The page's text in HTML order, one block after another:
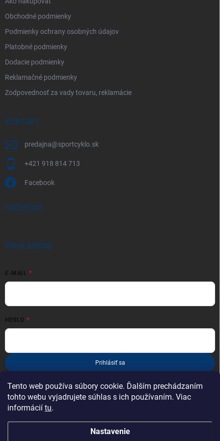
Tento web používa súbory cookie. Ďalším prechádzaním
tohto webu vyjadrujete súhlas s ich používaním. Viac
informácií tu.
Nastavenie
Obchodné podmienky
Podmienky ochrany osobných údajov
Platobné podmienky
Dodacie podmienky
Reklamačné podmienky
Zodpovednosť za vady tovaru, reklamácie
KONTAKT
predajna@sportcyklo.sk
+421 918 814 713
Facebook
FACEBOOK
PRIHLÁSENIE
E-MAIL
HESLO
Prihlásiť sa